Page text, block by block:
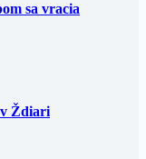
sa vracia
Ždiari